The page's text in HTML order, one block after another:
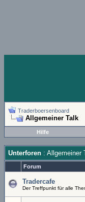
Traderboersenboard
Allgemeiner Talk
Hilfe
Unterforen : Allgemeiner
Forum
Tradercafe
Der Treffpunkt für alle